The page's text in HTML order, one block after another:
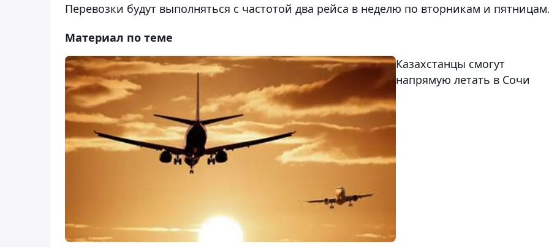
Перевозки будут выполняться с частотой два рейса в неделю по вторникам и
Материал по теме
Казахстанцы смогут
напрямую летать в Сочи